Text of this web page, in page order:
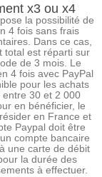
x3 ou x4
la possibilité de
4 fois sans frais
Dans ce cas,
total est réparti sur
de 3 mois. Le
4 fois avec PayPal
pour les achats
entre 30 et 2 000
en bénéficier, le
en France et
Paypal doit être
compte bancaire
une carte de débit
la durée des
à effectuer.